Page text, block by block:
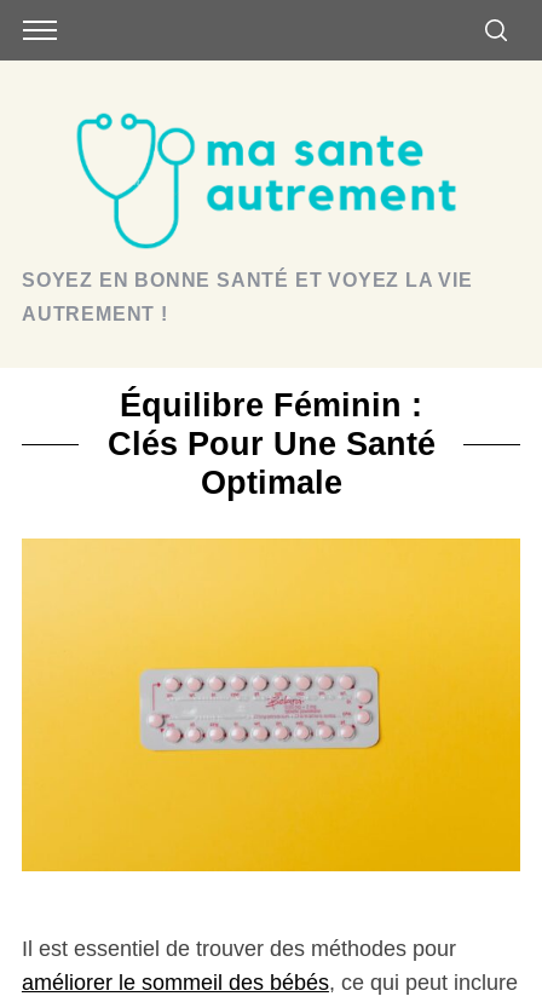
SOYEZ EN BONNE SANTÉ ET VOYEZ LA VIE
AUTREMENT !
Équilibre Féminin :
Clés Pour Une Santé
Optimale
Il est essentiel de trouver des méthodes pour
améliorer le sommeil des bébés, ce qui peut inclure